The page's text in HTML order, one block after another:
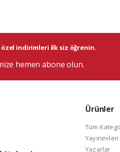
özel indirimleri ilk siz öğrenin.
hemen abone olun.
Ürünler
Tüm
Yayınevleri
Yazarlar